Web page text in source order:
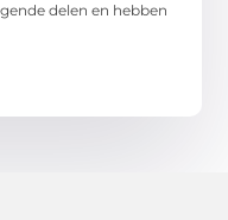
delen en hebben